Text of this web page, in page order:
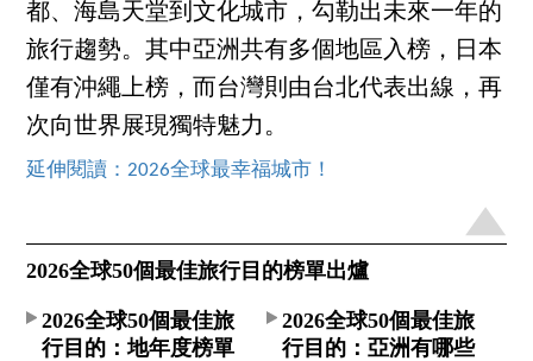
都、海島天堂到文化城市，勾勒出未來一年的
旅行趨勢。其中亞洲共有多個地區入榜，日本
僅有沖繩上榜，而台灣則由台北代表出線，再
次向世界展現獨特魅力。
延伸閱讀：2026全球最幸福城市！
2026全球50個最佳旅行目的榜單出爐
2026全球50個最佳旅
行目的：地年度榜單
2026全球50個最佳旅
行目的：亞洲有哪些